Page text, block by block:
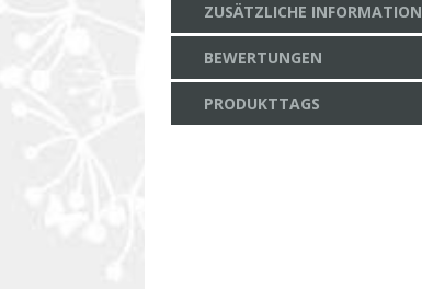
ZUSÄTZLICHE INFORMATION
BEWERTUNGEN
PRODUKTTAGS